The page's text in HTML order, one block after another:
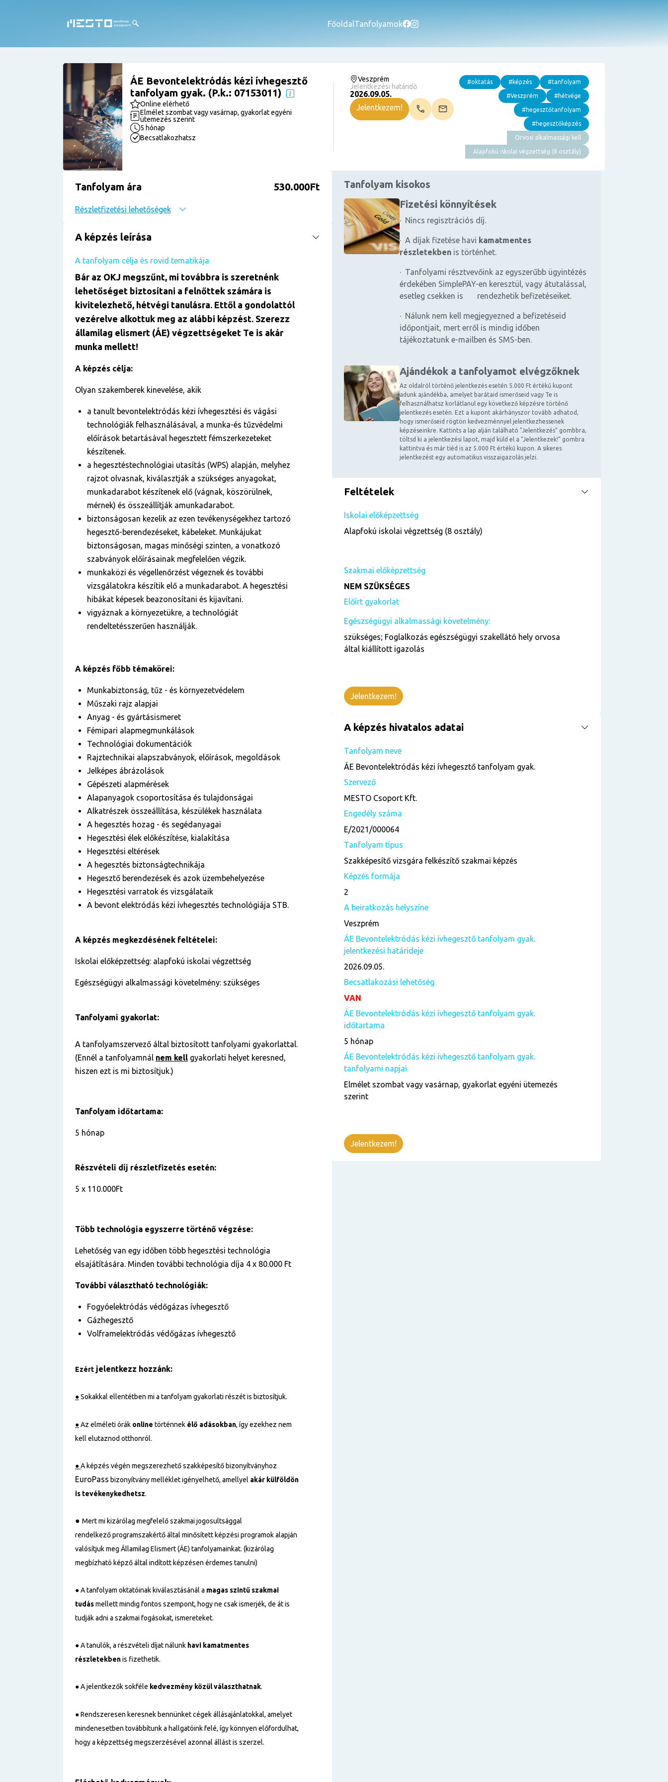
Főoldal Tanfolyamok
ÁE Bevontelektródás kézi ívhegesztő
tanfolyam gyak. (P.k.: 07153011)
Online elérhető
Elmélet szombat vagy vasárnap, gyakorlat egyéni
ütemezés szerint
5 hónap
Becsatlakozhatsz
Veszprém
Jelentkezési határidő
2026.09.05.
Jelentkezem!
#oktatás #képzés #tanfolyam
#Veszprém #hétvége
#hegesztőtanfolyam
#hegesztőképzés
Orvosi alkalmassági kell
Alapfokú iskolai végzettség (8 osztály)
Tanfolyam ára 530.000Ft
Részletfizetési lehetőségek
A képzés leírása
A tanfolyam célja és rövid tematikája
Bár az OKJ megszűnt, mi továbbra is szeretnénk
lehetőséget biztosítani a felnőttek számára is
kivitelezhető, hétvégi tanulásra. Ettől a gondolattól
vezérelve alkottuk meg az alábbi képzést. Szerezz
államilag elismert (ÁE) végzettségeket Te is akár
munka mellett!
A képzés célja:
Olyan szakemberek kinevelése, akik
a tanult bevontelektródás kézi ívhegesztési és vágási
technológiák felhasználásával, a munka-és tűzvédelmi
előírások betartásával hegesztett fémszerkezeteket
készítenek.
a hegesztéstechnológiai utasítás (WPS) alapján, melyhez
rajzot olvasnak, kiválasztják a szükséges anyagokat,
munkadarabot készítenek elő (vágnak, köszörülnek,
mérnek) és összeállítják amunkadarabot.
biztonságosan kezelik az ezen tevékenységekhez tartozó
hegesztő-berendezéseket, kábeleket. Munkájukat
biztonságosan, magas minőségi szinten, a vonatkozó
szabványok előírásainak megfelelően végzik.
munkaközi és végellenőrzést végeznek és további
vizsgálatokra készítik elő a munkadarabot. A hegesztési
hibákat képesek beazonosítani és kijavítani.
vigyáznak a környezetükre, a technológiát
rendeltetésszerűen használják.
A képzés főbb témakörei:
Munkabiztonság, tűz - és környezetvédelem
Műszaki rajz alapjai
Anyag - és gyártásismeret
Fémipari alapmegmunkálások
Technológiai dokumentációk
Rajztechnikai alapszabványok, előírások, megoldások
Jelképes ábrázolások
Gépészeti alapmérések
Alapanyagok csoportosítása és tulajdonságai
Alkatrészek összeállítása, készülékek használata
A hegesztés hozag - és segédanyagai
Hegesztési élek előkészítése, kialakítása
Hegesztési eltérések
A hegesztés biztonságtechnikája
Hegesztő berendezések és azok üzembehelyezése
Hegesztési varratok és vizsgálataik
A bevont elektródás kézi ívhegesztés technológiája STB.
A képzés megkezdésének feltételei:
Iskolai előképzettség: alapfokú iskolai végzettség
Egészségügyi alkalmassági követelmény: szükséges
Tanfolyami gyakorlat:
A tanfolyamszervező által biztosított tanfolyami gyakorlattal.
(Ennél a tanfolyamnál nem kell gyakorlati helyet keresned,
hiszen ezt is mi biztosítjuk.)
Tanfolyam időtartama:
5 hónap
Részvételi díj részletfizetés esetén:
5 x 110.000Ft
Több technológia egyszerre történő végzése:
Lehetőség van egy időben több hegesztési technológia
elsajátítására. Minden további technológia díja 4 x 80.000 Ft
További választható technológiák:
Fogyóelektródás védőgázas ívhegesztő
Gázhegesztő
Volframelektródás védőgázas ívhegesztő
Ezért jelentkezz hozzánk:
●Sokakkal ellentétben mi a tanfolyam gyakorlati részét is biztosítjuk.
●Az elméleti órák online történnek élő adásokban, így ezekhez nem
kell elutaznod otthonról.
●A képzés végén megszerezhető szakképesítő bizonyítványhoz
EuroPass bizonyítvány melléklet igényelhető, amellyel akár külföldön
is tevékenykedhetsz.
● Mert mi kizárólag megfelelő szakmai jogosultsággal
rendelkező programszakértő által minősített képzési programok alapján
valósítjuk meg Államilag Elismert (ÁE) tanfolyamainkat. (kizárólag
megbízható képző által indított képzésen érdemes tanulni)
● A tanfolyam oktatóinak kiválasztásánál a magas szintű szakmai
tudásmellett mindig fontos szempont, hogy ne csak ismerjék, de át is
tudják adni a szakmai fogásokat, ismereteket.
● A tanulók, a részvételi díjat nálunk havi kamatmentes
részletekbenis fizethetik.
● A jelentkezők sokféle kedvezmény közül választhatnak.
● Rendszeresen keresnek bennünket cégek állásajánlatokkal, amelyet
mindenesetben továbbítunk a hallgatóink felé, így könnyen előfordulhat,
hogy a képzettség megszerzésével azonnal állást is szerzel.
Tanfolyam kisokos
Fizetési könnyítések
· Nincs regisztrációs díj.
· A díjak fizetése havi kamatmentes
részletekben is történhet.
· Tanfolyami résztvevőink az egyszerűbb ügyintézés
érdekében SimplePAY-en keresztül, vagy átutalással,
esetleg csekken is rendezhetik befizetéseiket.
· Nálunk nem kell megjegyezned a befizetéseid
időpontjait, mert erről is mindig időben
tájékoztatunk e-mailben és SMS-ben.
Ajándékok a tanfolyamot elvégzőknek
Az oldalról történő jelentkezés esetén 5.000 Ft értékű kupont
adunk ajándékba, amelyet barátaid ismerőseid vagy Te is
felhasználhatsz korlátlanul egy következő képzésre történő
jelentkezés esetén. Ezt a kupont akárhányszor tovább adhatod,
hogy ismerőseid rögtön kedvezménnyel jelentkezhessenek
képzéseinkre. Kattints a lap alján található "Jelentkezés" gombbra,
töltsd ki a jelentkezési lapot, majd küld el a "Jelentkezek!" gombra
kattintva és már tiéd is az 5.000 Ft értékű kupon. A sikeres
jelentkezést egy automatikus visszaigazolás jelzi.
Feltételek
Iskolai előképzettség
Alapfokú iskolai végzettség (8 osztály)
Szakmai előképzettség
NEM SZÜKSÉGES
Előírt gyakorlat
Egészségügyi alkalmassági követelmény:
szükséges; Foglalkozás egészségügyi szakellátó hely orvosa
által kiállított igazolás
Jelentkezem!
A képzés hivatalos adatai
Tanfolyam neve
ÁE Bevontelektródás kézi ívhegesztő tanfolyam gyak.
Szervező
MESTO Csoport Kft.
Engedély száma
E/2021/000064
Tanfolyam típus
Szakképesítő vizsgára felkészítő szakmai képzés
Képzés formája
2
A beiratkozás helyszíne
Veszprém
ÁE Bevontelektródás kézi ívhegesztő tanfolyam gyak.
jelentkezési határideje
2026.09.05.
Becsatlakozási lehetőség
VAN
ÁE Bevontelektródás kézi ívhegesztő tanfolyam gyak.
időtartama
5 hónap
ÁE Bevontelektródás kézi ívhegesztő tanfolyam gyak.
tanfolyami napjai
Elmélet szombat vagy vasárnap, gyakorlat egyéni ütemezés
szerint
Jelentkezem!